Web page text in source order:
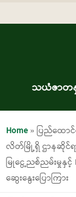
သယံဇာတနှ
You are here
Home» ပြည်ထောင်
လိတ်မြို့ရှိ ဌာနဆိုင်ရာ
မြုငွေ့ညစ်ညမ်းမှုနှင့်
ဆွေးနွေးပြောကြား